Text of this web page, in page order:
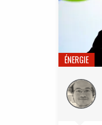
ÉNERGIE